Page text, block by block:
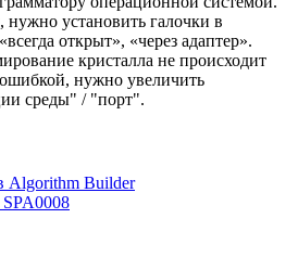
установить галочки в
открыт», «через адаптер».
кристалла не происходит
нужно увеличить
среды" / "порт".
Algorithm Builder